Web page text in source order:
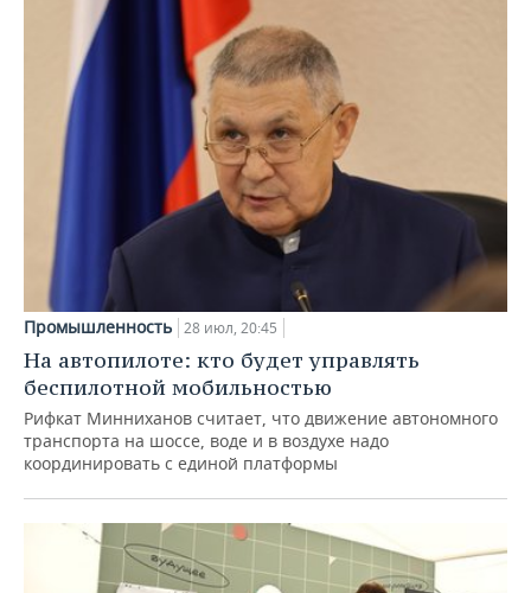
Промышленность 28 июл, 20:45
На автопилоте: кто будет управлять
беспилотной мобильностью
Рифкат Минниханов считает, что движение автономного
транспорта на шоссе, воде и в воздухе надо
координировать с единой платформы